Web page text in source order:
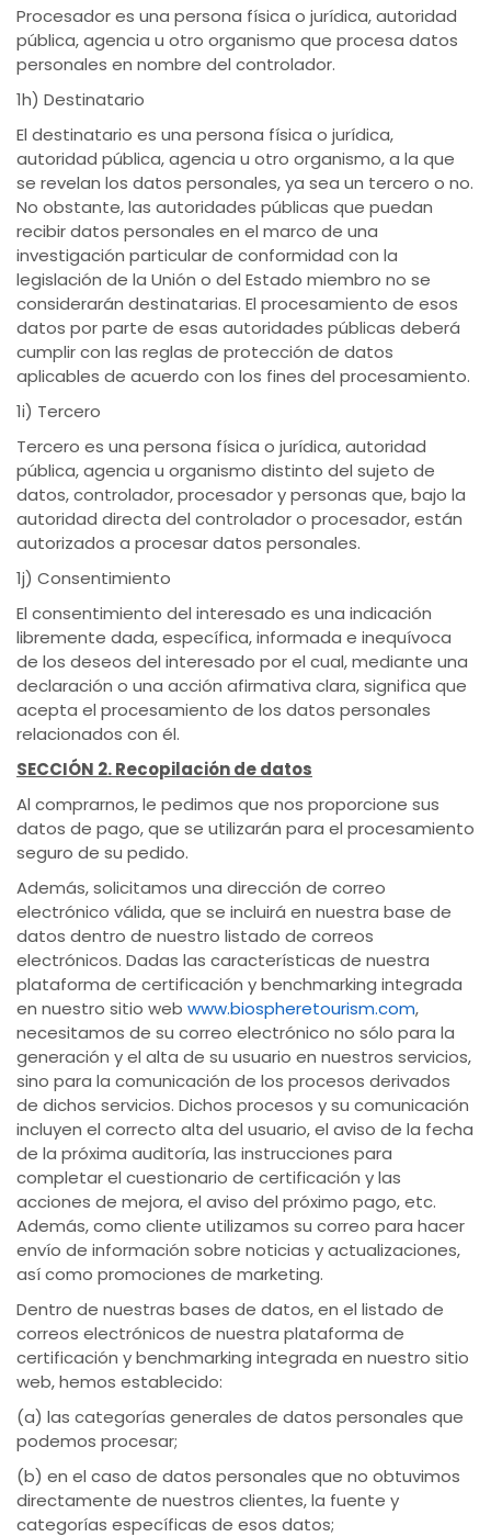
Procesador es una persona física o jurídica, autoridad
pública, agencia u otro organismo que procesa datos
personales en nombre del controlador.
1h) Destinatario
El destinatario es una persona física o jurídica,
autoridad pública, agencia u otro organismo, a la que
se revelan los datos personales, ya sea un tercero o no.
No obstante, las autoridades públicas que puedan
recibir datos personales en el marco de una
investigación particular de conformidad con la
legislación de la Unión o del Estado miembro no se
considerarán destinatarias. El procesamiento de esos
datos por parte de esas autoridades públicas deberá
cumplir con las reglas de protección de datos
aplicables de acuerdo con los fines del procesamiento.
1i) Tercero
Tercero es una persona física o jurídica, autoridad
pública, agencia u organismo distinto del sujeto de
datos, controlador, procesador y personas que, bajo la
autoridad directa del controlador o procesador, están
autorizados a procesar datos personales.
1j) Consentimiento
El consentimiento del interesado es una indicación
libremente dada, específica, informada e inequívoca
de los deseos del interesado por el cual, mediante una
declaración o una acción afirmativa clara, significa que
acepta el procesamiento de los datos personales
relacionados con él.
SECCIÓN 2. Recopilación de datos
Al comprarnos, le pedimos que nos proporcione sus
datos de pago, que se utilizarán para el procesamiento
seguro de su pedido.
Además, solicitamos una dirección de correo
electrónico válida, que se incluirá en nuestra base de
datos dentro de nuestro listado de correos
electrónicos. Dadas las características de nuestra
plataforma de certificación y benchmarking integrada
en nuestro sitio web www.biospheretourism.com,
necesitamos de su correo electrónico no sólo para la
generación y el alta de su usuario en nuestros servicios,
sino para la comunicación de los procesos derivados
de dichos servicios. Dichos procesos y su comunicación
incluyen el correcto alta del usuario, el aviso de la fecha
de la próxima auditoría, las instrucciones para
completar el cuestionario de certificación y las
acciones de mejora, el aviso del próximo pago, etc.
Además, como cliente utilizamos su correo para hacer
envío de información sobre noticias y actualizaciones,
así como promociones de marketing.
Dentro de nuestras bases de datos, en el listado de
correos electrónicos de nuestra plataforma de
certificación y benchmarking integrada en nuestro sitio
web, hemos establecido:
(a) las categorías generales de datos personales que
podemos procesar;
(b) en el caso de datos personales que no obtuvimos
directamente de nuestros clientes, la fuente y
categorías específicas de esos datos;